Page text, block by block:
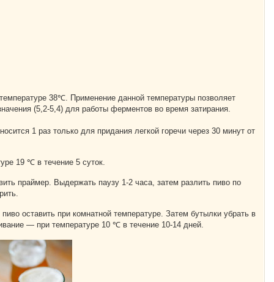
38℃. Применение данной температуры позволяет
(5,2-5,4) для работы ферментов во время затирания.
1 раз только для придания легкой горечи через 30 минут от
19 ℃ в течение 5 суток.
праймер. Выдержать паузу 1-2 часа, затем разлить пиво по
оставить при комнатной температуре. Затем бутылки убрать в
— при температуре 10 ℃ в течение 10-14 дней.